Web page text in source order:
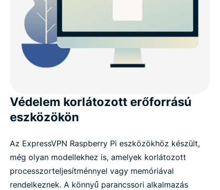
Védelem korlátozott erőforrású
eszközökön
Az ExpressVPN Raspberry Pi eszközökhöz készült,
még olyan modellekhez is, amelyek korlátozott
processzorteljesítménnyel vagy memóriával
rendelkeznek. A könnyű parancssori alkalmazás